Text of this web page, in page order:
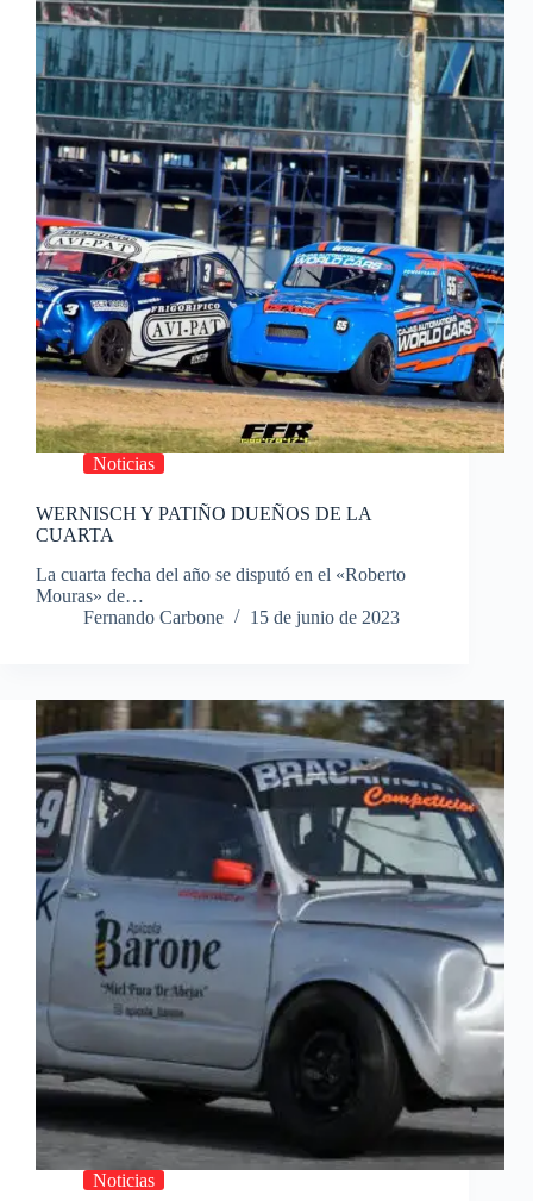
Noticias
WERNISCH Y PATIÑO DUEÑOS DE LA
CUARTA
La cuarta fecha del año se disputó en el «Roberto
Mouras» de…
Fernando Carbone
15 de junio de 2023
Noticias